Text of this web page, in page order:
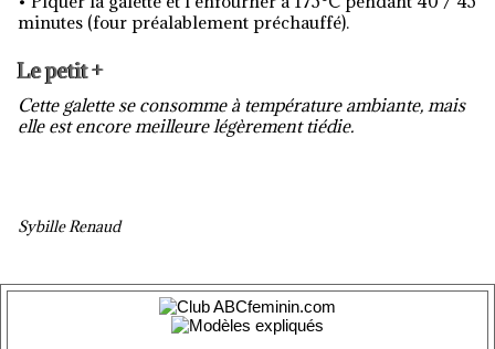
minutes (four préalablement préchauffé).
Le petit +
Cette galette se consomme à température ambiante, mais
elle est encore meilleure légèrement tiédie.
Sybille Renaud